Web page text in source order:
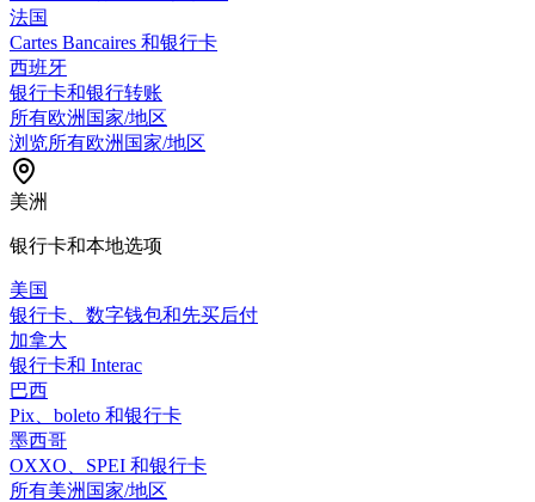
法国
Cartes Bancaires 和银行卡
西班牙
银行卡和银行转账
所有欧洲国家/地区
浏览所有欧洲国家/地区
美洲
银行卡和本地选项
美国
银行卡、数字钱包和先买后付
加拿大
银行卡和 Interac
巴西
Pix、boleto 和银行卡
墨西哥
OXXO、SPEI 和银行卡
所有美洲国家/地区